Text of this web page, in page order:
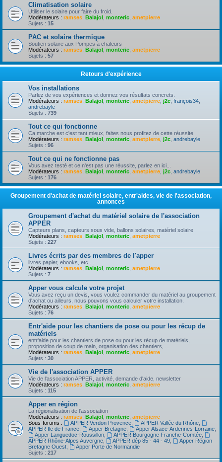
Climatisation solaire
Utiliser le solaire pour faire du froid.
Modérateurs : ramses Balajol monteric ametpierre
Sujets : 15
PAC et solaire thermique
Soutien solaire aux Pompes à chaleurs
Modérateurs : ramses Balajol monteric ametpierre
Sujets : 57
Retours d'expérience
Vos installations
Parlez de vos expériences et donnez vos résultats concrets.
Modérateurs : ramses Balajol monteric ametpierre j2c françois34
andrebayle
Sujets : 739
Tout ce qui fonctionne
Ca marche est c'est tant mieux, faites nous profitez de cette réussite
Modérateurs : ramses Balajol monteric ametpierre j2c andrebayle
Sujets : 96
Tout ce qui ne fonctionne pas
Vous avez testé et ce n'est pas une réussite, parlez en ici...
Modérateurs : ramses Balajol monteric ametpierre j2c andrebayle
Sujets : 176
Groupement d'achat de matériel solaire, entr'aides, vie de l'association,
annonces
Groupement d'achat du matériel solaire de l'association
APPER
Capteurs plans, capteurs sous vide, ballons solaires, matériel solaire
Modérateurs : ramses Balajol monteric ametpierre
Sujets : 227
Livres écrits par des membres de l'apper
livres papier, ebooks, etc ...
Modérateurs : ramses Balajol monteric ametpierre
Sujets : 7
Apper vous calcule votre projet
Vous avez reçu un devis, vous voulez commander du matériel au groupement
d'achat ou ailleurs, nous pouvons vous calculer votre installation.
Modérateurs : ramses Balajol monteric ametpierre
Sujets : 76
Entr'aide pour les chantiers de pose ou pour les récup de
matériels
entr'aide pour les chantiers de pose ou pour les récup de matériels,
proposition de coup de main, organisation des chantiers, ...
Modérateurs : ramses Balajol monteric ametpierre
Sujets : 30
Vie de l'association APPER
Vie de l'association APPER, activité, demande d'aide, newsletter
Modérateurs : ramses Balajol monteric ametpierre
Sujets : 115
Apper en région
La régionalisation de l'association
Modérateurs : ramses Balajol monteric ametpierre
Sous-forums :
APPER Verdon Provence, APPER Vallée du Rhône,
APPER Ile de France
Apper Bretagne, Apper Alsace-Ardennes-Lorraine,
Apper Languedoc-Roussillon, APPER Bourgogne Franche-Comtée,
APPER Rhône-Alpes Auvergne
APPER dép 85 - 44 - 49,
Apper Région
Bretagne Ouest
Apper Porte de Normandie
Sujets : 217